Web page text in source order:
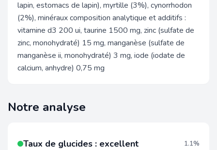
lapin, estomacs de lapin), myrtille (3%), cynorrhodon
(2%), minéraux composition analytique et additifs :
vitamine d3 200 ui, taurine 1500 mg, zinc (sulfate de
zinc, monohydraté) 15 mg, manganèse (sulfate de
manganèse ii, monohydraté) 3 mg, iode (iodate de
calcium, anhydre) 0,75 mg
Notre analyse
Taux de glucides : excellent 1.1%